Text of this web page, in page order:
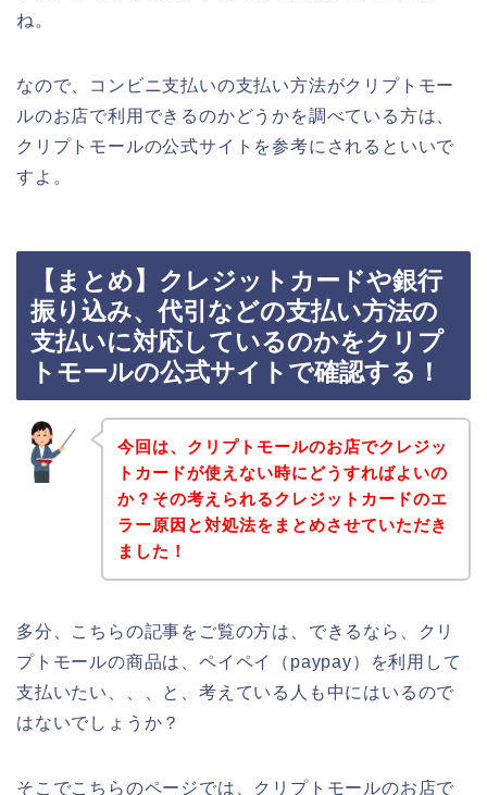
ね。
なので、コンビニ支払いの支払い方法がクリプトモー
ルのお店で利用できるのかどうかを調べている方は、
クリプトモールの公式サイトを参考にされるといいで
すよ。
【まとめ】クレジットカードや銀行
振り込み、代引などの支払い方法の
支払いに対応しているのかをクリプ
トモールの公式サイトで確認する！
今回は、クリプトモールのお店でクレジッ
トカードが使えない時にどうすればよいの
か？その考えられるクレジットカードのエ
ラー原因と対処法をまとめさせていただき
ました！
多分、こちらの記事をご覧の方は、できるなら、クリ
プトモールの商品は、ペイペイ（paypay）を利用して
支払いたい、、、と、考えている人も中にはいるので
はないでしょうか？
そこでこちらのページでは、クリプトモールのお店で